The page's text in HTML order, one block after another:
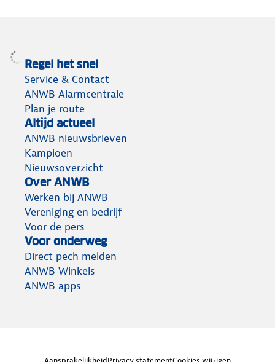
Regel het snel
Service & Contact
ANWB Alarmcentrale
Plan je route
Altijd actueel
ANWB nieuwsbrieven
Kampioen
Nieuwsoverzicht
Over ANWB
Werken bij ANWB
Vereniging en bedrijf
Voor de pers
Voor onderweg
Direct pech melden
ANWB Winkels
ANWB apps